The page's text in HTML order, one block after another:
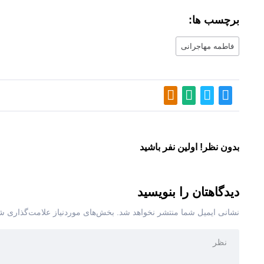
برچسب ها:
فاطمه مهاجرانی
بدون نظر! اولین نفر باشید
دیدگاهتان را بنویسید
نشانی ایمیل شما منتشر نخواهد شد. بخش‌های موردنیاز علامت‌گذاری